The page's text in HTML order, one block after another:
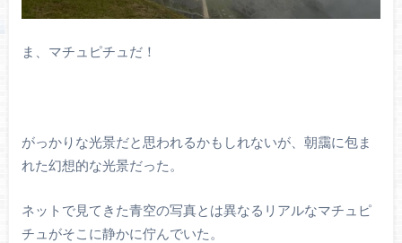
ま、マチュピチュだ！
がっかりな光景だと思われるかもしれないが、朝靄に包ま
れた幻想的な光景だった。
ネットで見てきた青空の写真とは異なるリアルなマチュピ
チュがそこに静かに佇んでいた。